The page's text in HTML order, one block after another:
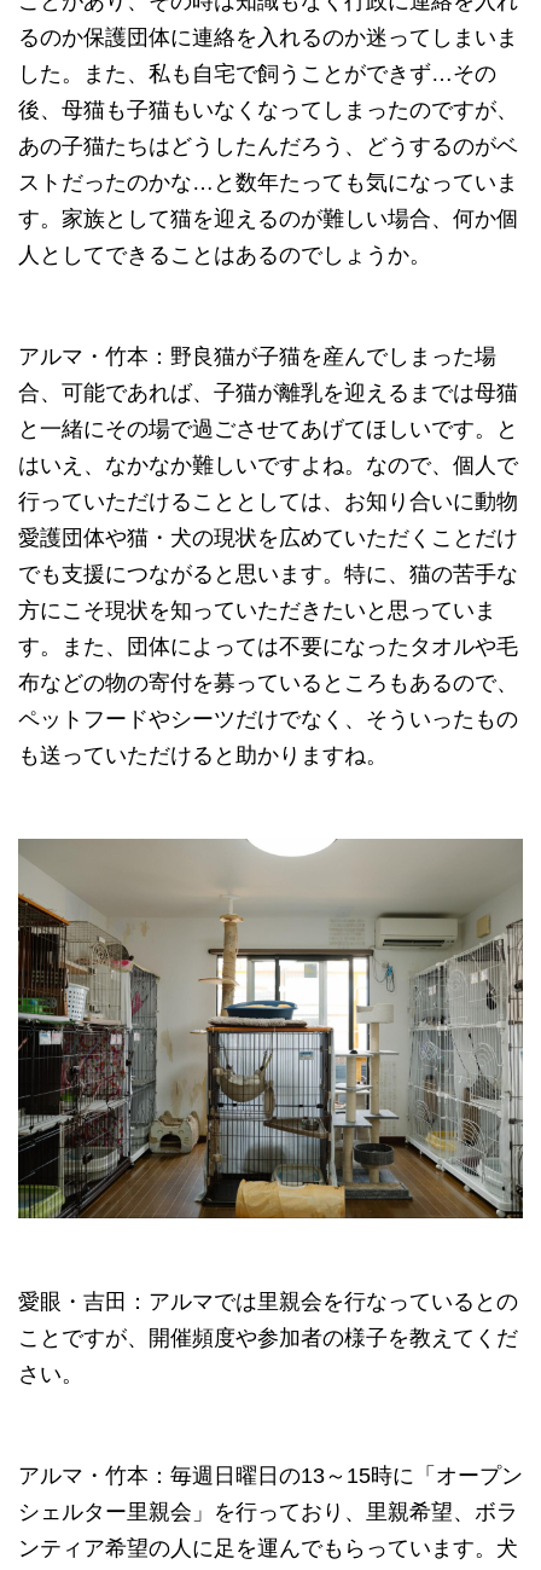
るのか保護団体に連絡を入れるのか迷ってしまいま
した。また、私も自宅で飼うことができず…その
後、母猫も子猫もいなくなってしまったのですが、
あの子猫たちはどうしたんだろう、どうするのがベ
ストだったのかな…と数年たっても気になっていま
す。家族として猫を迎えるのが難しい場合、何か個
人としてできることはあるのでしょうか。
アルマ・竹本：野良猫が子猫を産んでしまった場
合、可能であれば、子猫が離乳を迎えるまでは母猫
と一緒にその場で過ごさせてあげてほしいです。と
はいえ、なかなか難しいですよね。なので、個人で
行っていただけることとしては、お知り合いに動物
愛護団体や猫・犬の現状を広めていただくことだけ
でも支援につながると思います。特に、猫の苦手な
方にこそ現状を知っていただきたいと思っていま
す。また、団体によっては不要になったタオルや毛
布などの物の寄付を募っているところもあるので、
ペットフードやシーツだけでなく、そういったもの
も送っていただけると助かりますね。
愛眼・吉田：アルマでは里親会を行なっているとの
ことですが、開催頻度や参加者の様子を教えてくだ
さい。
アルマ・竹本：毎週日曜日の13～15時に「オープン
シェルター里親会」を行っており、里親希望、ボラ
ンティア希望の人に足を運んでもらっています。犬